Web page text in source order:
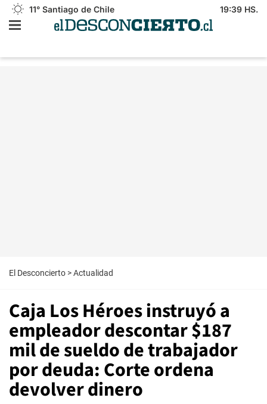
11° Santiago de Chile 19:39 HS.
El Desconcierto >Actualidad
Caja Los Héroes instruyó a
empleador descontar $187
mil de sueldo de trabajador
por deuda: Corte ordena
devolver dinero